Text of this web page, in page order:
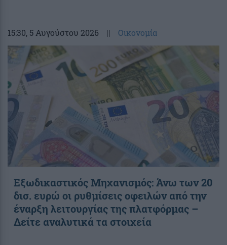
15:30, 5 Αυγούστου 2026 || Οικονομία
Εξωδικαστικός Μηχανισμός: Άνω των 20
δισ. ευρώ οι ρυθμίσεις οφειλών από την
έναρξη λειτουργίας της πλατφόρμας –
Δείτε αναλυτικά τα στοιχεία